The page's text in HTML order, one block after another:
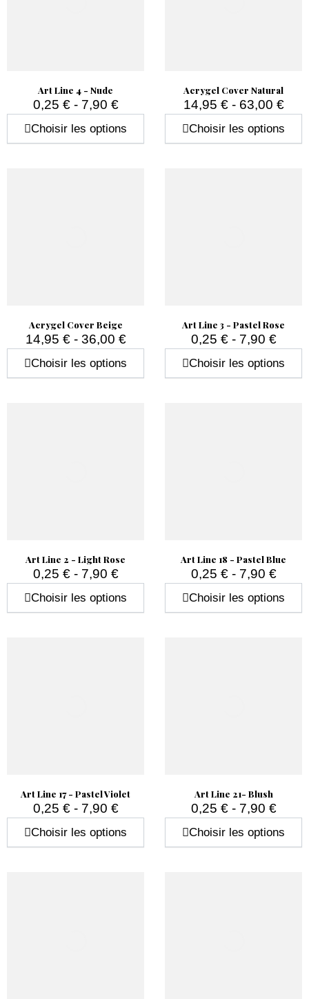
Art Line 4 - Nude
0,25 € - 7,90 €
Choisir les options
Acrygel Cover Natural
14,95 € - 63,00 €
Choisir les options
Acrygel Cover Beige
14,95 € - 36,00 €
Choisir les options
Art Line 3 - Pastel Rose
0,25 € - 7,90 €
Choisir les options
Art Line 2 - Light Rose
0,25 € - 7,90 €
Choisir les options
Art Line 18 - Pastel Blue
0,25 € - 7,90 €
Choisir les options
Art Line 17 - Pastel Violet
0,25 € - 7,90 €
Choisir les options
Art Line 21- Blush
0,25 € - 7,90 €
Choisir les options